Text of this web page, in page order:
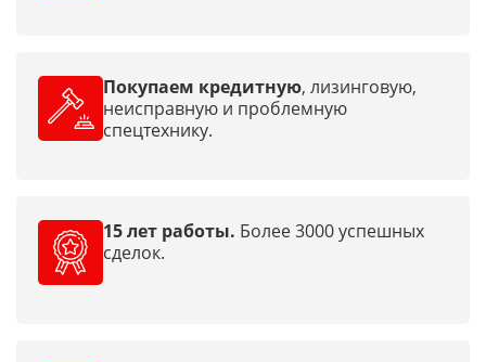
Покупаем кредитную, лизинговую,
неисправную и проблемную
спецтехнику.
15 лет работы. Более 3000 успешных
сделок.